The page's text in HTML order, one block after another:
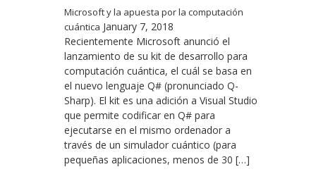
Microsoft y la apuesta por la computación
cuántica January 7, 2018
Recientemente Microsoft anunció el
lanzamiento de su kit de desarrollo para
computación cuántica, el cuál se basa en
el nuevo lenguaje Q# (pronunciado Q-
Sharp). El kit es una adición a Visual Studio
que permite codificar en Q# para
ejecutarse en el mismo ordenador a
través de un simulador cuántico (para
pequeñas aplicaciones, menos de 30 […]